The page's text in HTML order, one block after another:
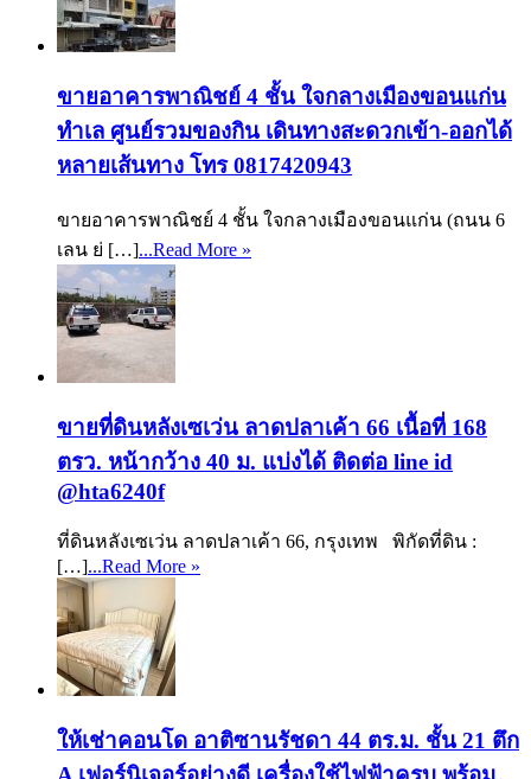
ขายอาคารพาณิชย์ 4 ชั้น ใจกลางเมืองขอนแก่น
ทำเล ศูนย์รวมของกิน เดินทางสะดวกเข้า-ออกได้
หลายเส้นทาง โทร 0817420943
ขายอาคารพาณิชย์ 4 ชั้น ใจกลางเมืองขอนแก่น (ถนน 6
เลน ย่ […]...Read More »
ขายที่ดินหลังเซเว่น ลาดปลาเค้า 66 เนื้อที่ 168
ตรว. หน้ากว้าง 40 ม. แบ่งได้ ติดต่อ line id
@hta6240f
ที่ดินหลังเซเว่น ลาดปลาเค้า 66, กรุงเทพ พิกัดที่ดิน :
[…]...Read More »
ให้เช่าคอนโด อาติซานรัชดา 44 ตร.ม. ชั้น 21 ตึก